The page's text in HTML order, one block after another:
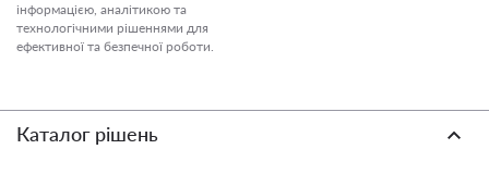
інформацією, аналітикою та
технологічними рішеннями для
ефективної та безпечної роботи.
Каталог рішень